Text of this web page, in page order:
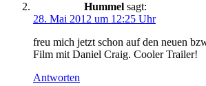
Hummel sagt:
28. Mai 2012 um 12:25 Uhr
freu mich jetzt schon auf den neuen
Film mit Daniel Craig. Cooler Trailer!
Antworten